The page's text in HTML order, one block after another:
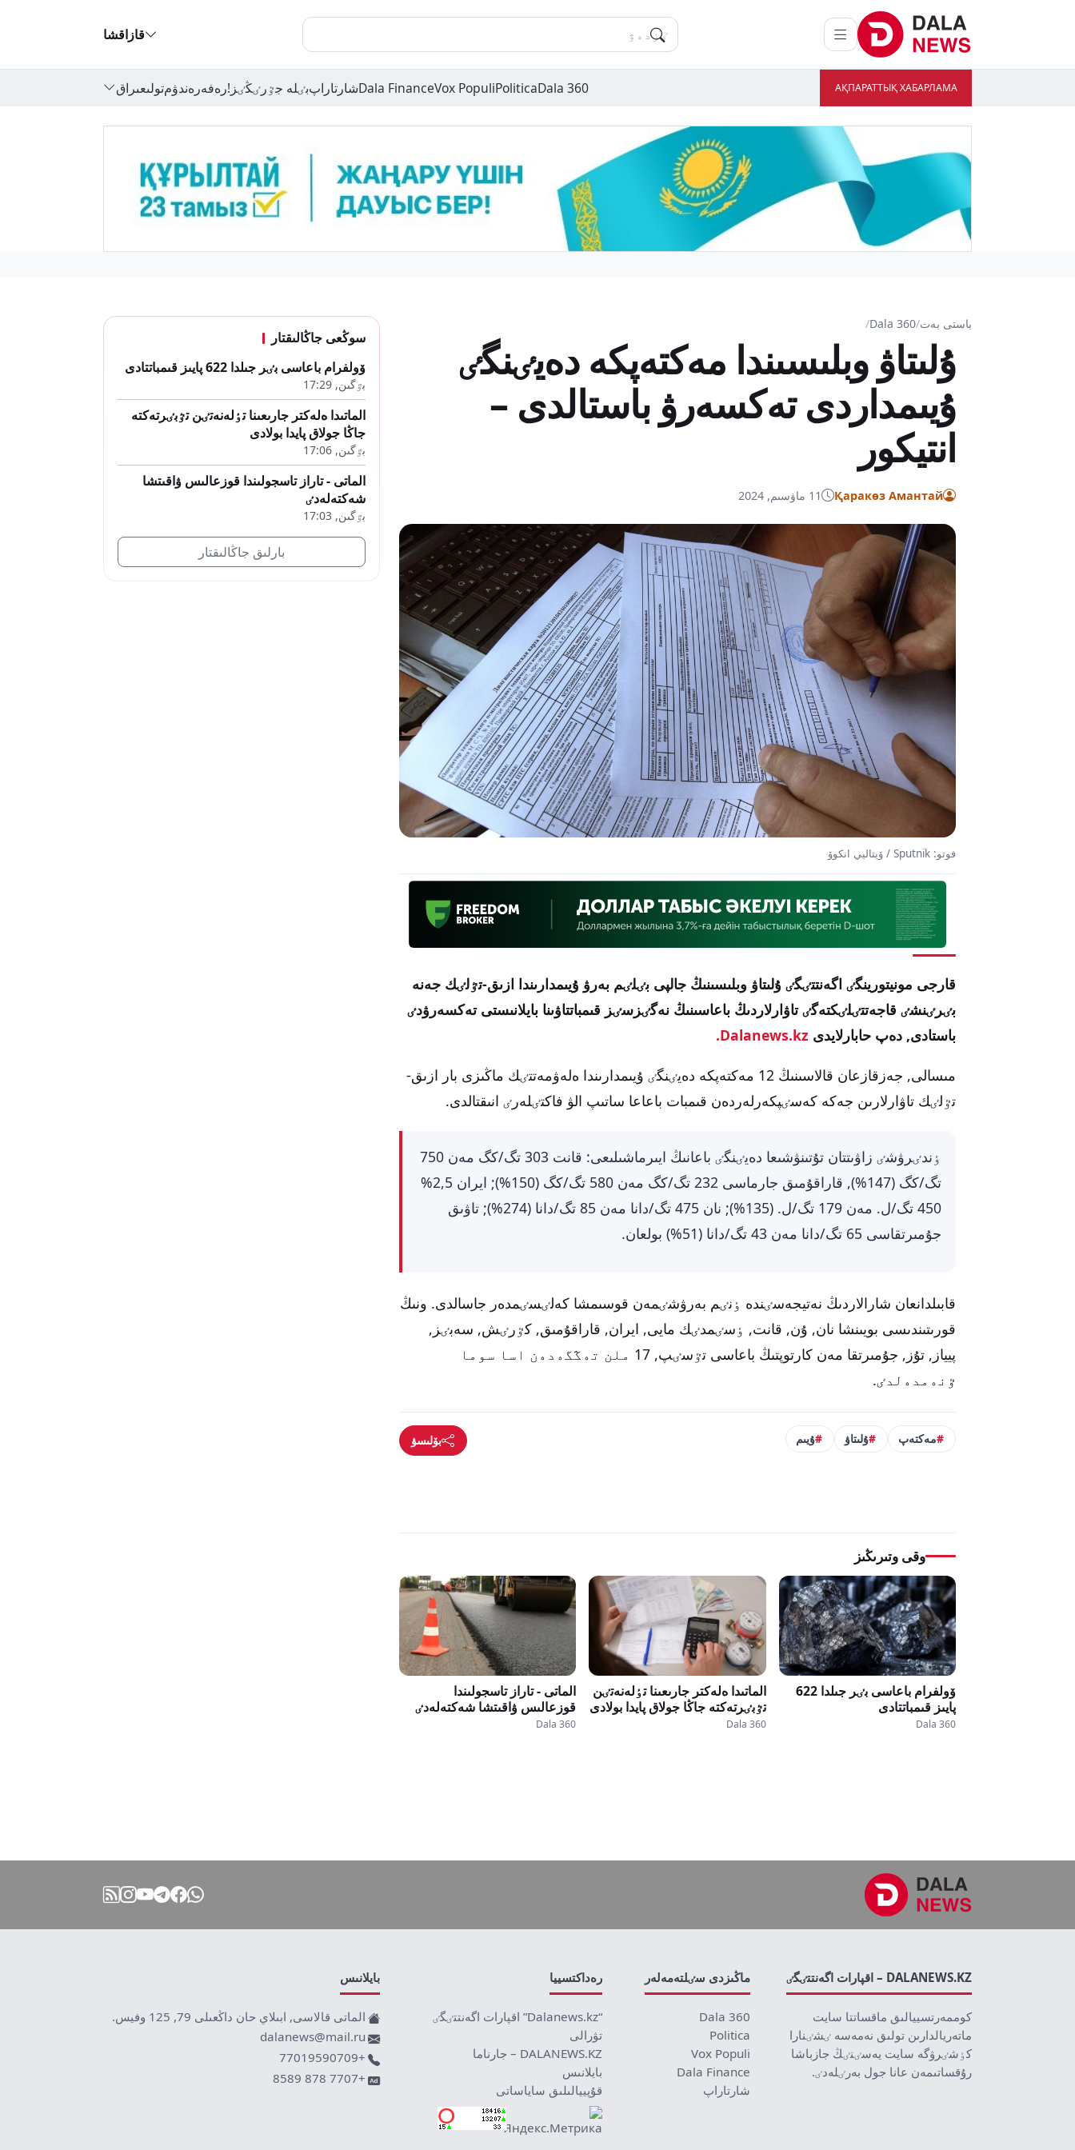
قازاقشا
АҚПАРАТТЫҚ ХАБАРЛАМА
Dala 360
Politica
Vox Populi
Dala Financeشارتاراپبٸلە جٷرٸڭٸز!رەفەرەندۋمتولىعىراق
باستى بەت/
Dala 360
/
ۇلىتاۋ وبلىسىندا مەكتەپكە دەيٸنگٸ
ۇيىمداردى تەكسەرۋ باستالدى –
انتيكور
Қаракөз Амантай 11 ماۋسىم, 2024
فوتو: Sputnik / ۆيتاليي انكوۆ
قارجى مونيتورينگٸ اگەنتتٸگٸ ۇلىتاۋ وبلىسىنىڭ جالپى بٸلٸم بەرۋ ۇيىمدارىندا ازىق-تٷلٸك جەنە
بٸرٸنشٸ قاجەتتٸلٸكتەگٸ تاۋارلاردىڭ باعاسىنىڭ نەگٸزسٸز قىمباتتاۋىنا بايلانىستى تەكسەرۋدٸ
باستادى, دەپ حابارلايدى Dalanews.kz.
مىسالى, جەزقازعان قالاسىنىڭ 12 مەكتەپكە دەيٸنگٸ ۇيىمدارىندا ەلەۋمەتتٸك ماڭىزى بار ازىق-
تٷلٸك تاۋارلارىن جەكە كەسٸپكەرلەردەن قىمبات باعاعا ساتىپ الۋ فاكتٸلەرٸ انىقتالدى.
ٶندٸرۋشٸ زاۋىتتان تۇتىنۋشىعا دەيٸنگٸ باعانىڭ ايىرماشىلىعى: قانت 303 تگ/كگ مەن 750
تگ/كگ (147%), قاراقۇمىق جارماسى 232 تگ/كگ مەن 580 تگ/كگ (150%); ايران 2,5%
450 تگ/ل. مەن 179 تگ/ل. (135%); نان 475 تگ/دانا مەن 85 تگ/دانا (274%); تاۋىق
جۇمىرتقاسى 65 تگ/دانا مەن 43 تگ/دانا (51%) بولعان.
قابىلدانعان شارالاردىڭ نەتيجەسٸندە ٶنٸم بەرۋشٸمەن قوسىمشا كەلٸسٸمدەر جاسالدى. ونىڭ
قورىتىندىسى بويىنشا نان, ۇن, قانت, ٶسٸمدٸك مايى, ايران, قاراقۇمىق, كٷرٸش, سەبٸز,
پيياز, تۇز, جۇمىرتقا مەن كارتوپتىڭ باعاسى تٷسٸپ, 17 ملن تەڭگەدەن اسا سوما
ٷنەمدەلدٸ.
مەكتەپ ۇلىتاۋ ۇيىم بۆلىسۋ
وقى وتىرىڭىز
ۆولفرام باعاسى بٸر جىلدا 622
پايىز قىمباتتادى
Dala 360
الماتىدا ەلەكتر جارىعىنا تٶلەنەتٸن
تٷبٸرتەكتە جاڭا جولاق پايدا بولادى
Dala 360
الماتى - تاراز تاسجولىندا
قوزعالىس ۋاقىتشا شەكتەلەدٸ
Dala 360
سوڭعى جاڭالىقتار
ۆولفرام باعاسى بٸر جىلدا 622 پايىز قىمباتتادى
بٷگىن, 17:29
الماتىدا ەلەكتر جارىعىنا تٶلەنەتٸن تٷبٸرتەكتە
جاڭا جولاق پايدا بولادى
بٷگىن, 17:06
الماتى - تاراز تاسجولىندا قوزعالىس ۋاقىتشا
شەكتەلەدٸ
بٷگىن, 17:03
بارلىق جاڭالىقتار
DALANEWS.KZ – اقپارات اگەنتتٸگٸ
كوممەرتسييالىق ماقساتتا سايت
ماتەريالدارىن تولىق نەمەسە ٸشٸنارا
كٶشٸرۋگە سايت يەسٸنٸڭ جازباشا
رۇقساتىمەن عانا جول بەرٸلەدٸ.
ماڭىزدى سٸلتەمەلەر
Dala 360
Politica
Vox Populi
Dala Finance
شارتاراپ
رەداكتسييا
“Dalanews.kz” اقپارات اگەنتتٸگٸ
تۋرالى
DALANEWS.KZ – جارناما
بايلانىس
قۇپييالىلىق ساياساتى
بايلانىس
الماتى قالاسى, ابىلاي حان داڭعىلى 79, 125 وفيس.
dalanews@mail.ru
+77019590709
+7707 878 8589